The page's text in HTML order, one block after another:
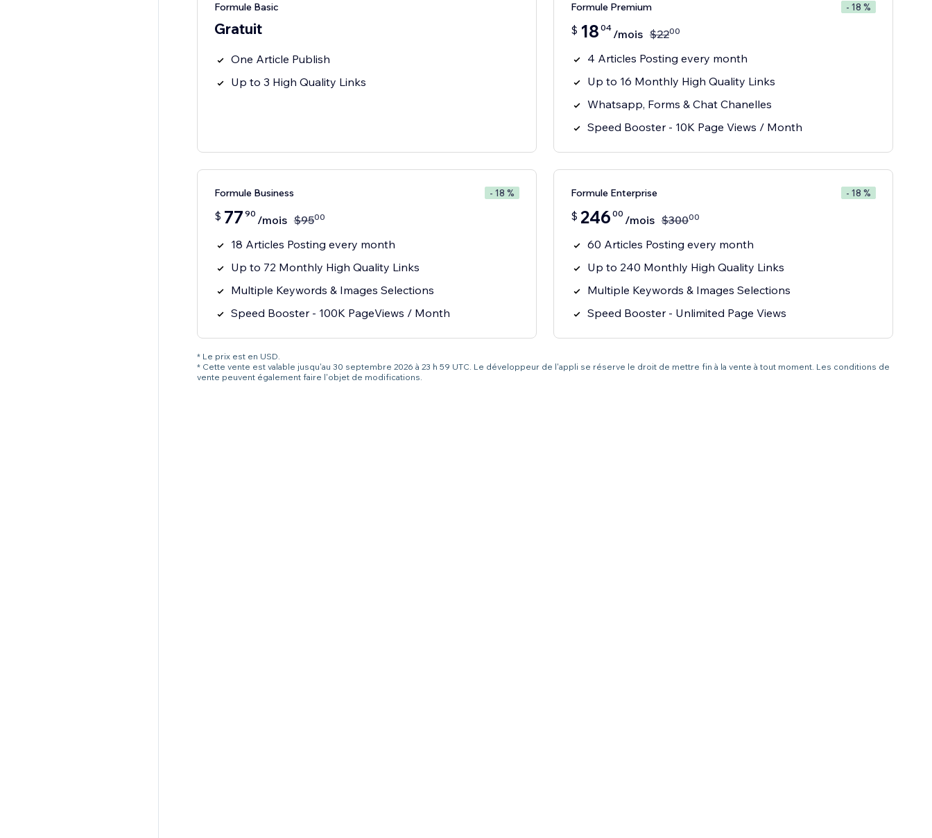
Formule Basic
Gratuit
One Article Publish
Up to 3 High Quality Links
Formule Premium - 18 %
$ 18 04 /mois $2200
4 Articles Posting every month
Up to 16 Monthly High Quality Links
Whatsapp, Forms & Chat Chanelles
Speed Booster - 10K Page Views / Month
Formule Business - 18 %
$ 77 90 /mois $9500
18 Articles Posting every month
Up to 72 Monthly High Quality Links
Multiple Keywords & Images Selections
Speed Booster - 100K PageViews / Month
Formule Enterprise - 18 %
$ 246 00 /mois $30000
60 Articles Posting every month
Up to 240 Monthly High Quality Links
Multiple Keywords & Images Selections
Speed Booster - Unlimited Page Views
* Le prix est en USD.
* Cette vente est valable jusqu'au 30 septembre 2026 à 23 h 59 UTC. Le développeur de l'appli se réserve le droit de mettre fin à la vente à tout moment. Les conditions de
vente peuvent également faire l'objet de modifications.